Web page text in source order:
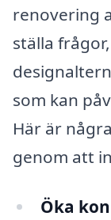
renovering
ställa
som kan
Här är
genom att
Öka